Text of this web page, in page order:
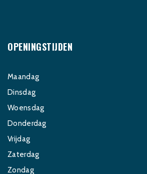
OPENINGSTIJDEN
Maandag
Dinsdag
Woensdag
Donderdag
Vrijdag
Zaterdag
Zondag